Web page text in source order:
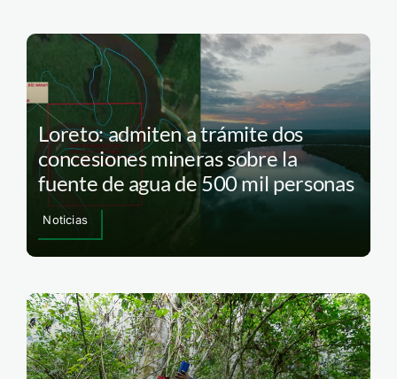
Loreto: admiten a trámite dos
concesiones mineras sobre la
fuente de agua de 500 mil personas
Noticias